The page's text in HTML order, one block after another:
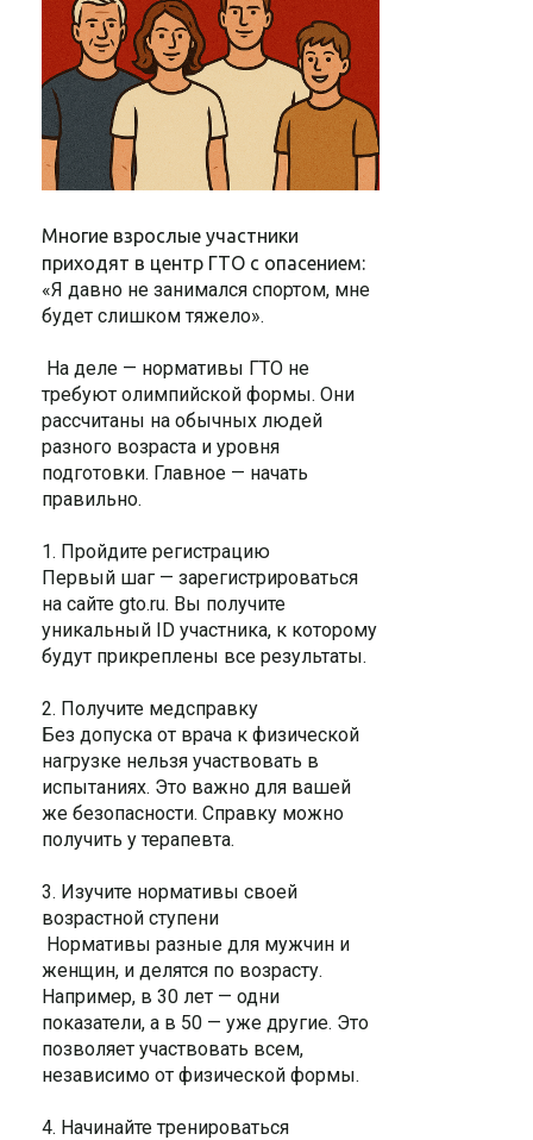
Многие взрослые участники
приходят в центр ГТО с опасением:
«Я давно не занимался спортом, мне
будет слишком тяжело».
На деле — нормативы ГТО не
требуют олимпийской формы. Они
рассчитаны на обычных людей
разного возраста и уровня
подготовки. Главное — начать
правильно.
1. Пройдите регистрацию
Первый шаг — зарегистрироваться
на сайте gto.ru. Вы получите
уникальный ID участника, к которому
будут прикреплены все результаты.
2. Получите медсправку
Без допуска от врача к физической
нагрузке нельзя участвовать в
испытаниях. Это важно для вашей
же безопасности. Справку можно
получить у терапевта.
3. Изучите нормативы своей
возрастной ступени
Нормативы разные для мужчин и
женщин, и делятся по возрасту.
Например, в 30 лет — одни
показатели, а в 50 — уже другие. Это
позволяет участвовать всем,
независимо от физической формы.
4. Начинайте тренироваться